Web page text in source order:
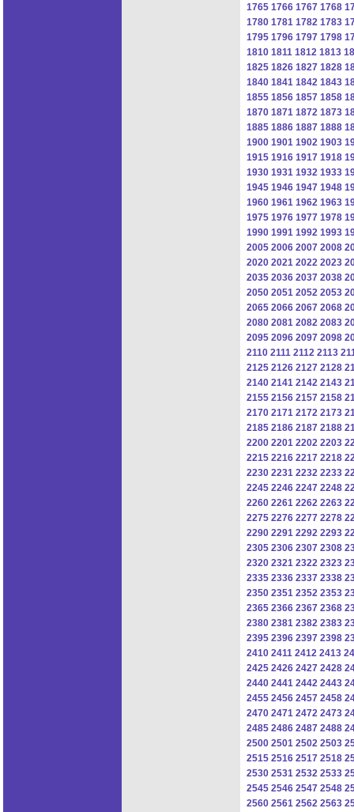
1765 1766 1767 1768
1780 1781 1782 1783
1795 1796 1797 1798
1810 1811 1812 1813
1825 1826 1827 1828
1840 1841 1842 1843
1855 1856 1857 1858
1870 1871 1872 1873
1885 1886 1887 1888
1900 1901 1902 1903
1915 1916 1917 1918
1930 1931 1932 1933
1945 1946 1947 1948
1960 1961 1962 1963
1975 1976 1977 1978
1990 1991 1992 1993
2005 2006 2007 2008
2020 2021 2022 2023
2035 2036 2037 2038
2050 2051 2052 2053
2065 2066 2067 2068
2080 2081 2082 2083
2095 2096 2097 2098
2110 2111 2112 2113
2125 2126 2127 2128
2140 2141 2142 2143
2155 2156 2157 2158
2170 2171 2172 2173
2185 2186 2187 2188
2200 2201 2202 2203
2215 2216 2217 2218
2230 2231 2232 2233
2245 2246 2247 2248
2260 2261 2262 2263
2275 2276 2277 2278
2290 2291 2292 2293
2305 2306 2307 2308
2320 2321 2322 2323
2335 2336 2337 2338
2350 2351 2352 2353
2365 2366 2367 2368
2380 2381 2382 2383
2395 2396 2397 2398
2410 2411 2412 2413
2425 2426 2427 2428
2440 2441 2442 2443
2455 2456 2457 2458
2470 2471 2472 2473
2485 2486 2487 2488
2500 2501 2502 2503
2515 2516 2517 2518
2530 2531 2532 2533
2545 2546 2547 2548
2560 2561 2562 2563